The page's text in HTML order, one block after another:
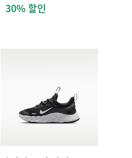
30% 할인